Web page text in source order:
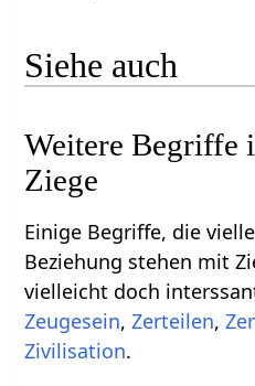
Siehe auch
Weitere Begriffe
Einige Begriffe, die
Beziehung stehen mit Ziege‏‎, aber
vielleicht doch
Zeugesein, ,
.